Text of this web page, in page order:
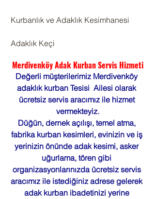
Kurbanlık ve Adaklık Kesimhanesi
Adaklık Keçi
Merdivenköy Adak Kurban Servis Hizmeti
Değerli müşterilerimiz Merdivenköy
adaklık kurban Tesisi  Ailesi olarak
ücretsiz servis aracımız ile hizmet
vermekteyiz.
Düğün, dernek açılışı, temel atma,
fabrika kurban kesimleri, evinizin ve iş
yerinizin önünde adak kesimi, asker
uğurlama, tören gibi
organizasyonlarınızda ücretsiz servis
aracımız ile istediğiniz adrese gelerek
adak kurban ibadetinizi yerine